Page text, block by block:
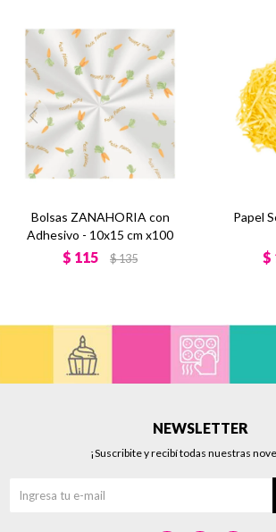
Bolsas ZANAHORIA con
Adhesivo - 10x15 cm x100
$ 115 $135
Papel
$
NEWSLETTER
¡Suscribite y recibí todas nuestras